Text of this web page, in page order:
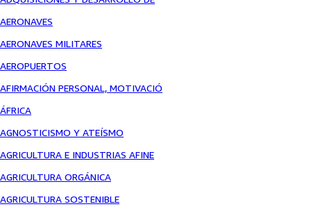
AERONAVES
AERONAVES MILITARES
AEROPUERTOS
AFIRMACIÓN PERSONAL, MOTIVACIÓ
ÁFRICA
AGNOSTICISMO Y ATEÍSMO
AGRICULTURA E INDUSTRIAS AFINE
AGRICULTURA ORGÁNICA
AGRICULTURA SOSTENIBLE